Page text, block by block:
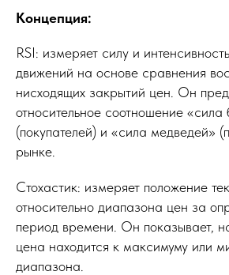
Концепция:
RSI: измеряет силу и
движений на основе сравнения
нисходящих закрытий цен. Он
относительное соотношение «сила
(покупателей) и «сила медведей»
рынке.
Стохастик: измеряет положение
относительно диапазона цен за
период времени. Он показывает,
цена находится к максимуму или
диапазона.